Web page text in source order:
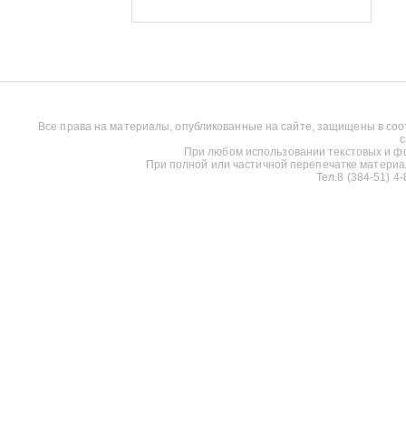
Все права на материалы, опубликованные на сайте, защищены в
При любом использовании текстовых и
При полной или частичной перепечатке
Тел.8 (384-51)